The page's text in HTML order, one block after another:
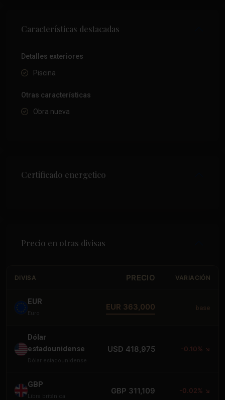
Características destacadas
Detalles exteriores
Piscina
Otras características
Obra nueva
Certificado energetico
Precio en otras divisas
DIVISA PRECIO VARIACIÓN
EUR
Euro
EUR 363,000 base
Dólar
estadounidense
Dólar estadounidense
USD 418,975 -0.10% ↘
GBP
Libra británica
GBP 311,109 -0.02% ↘